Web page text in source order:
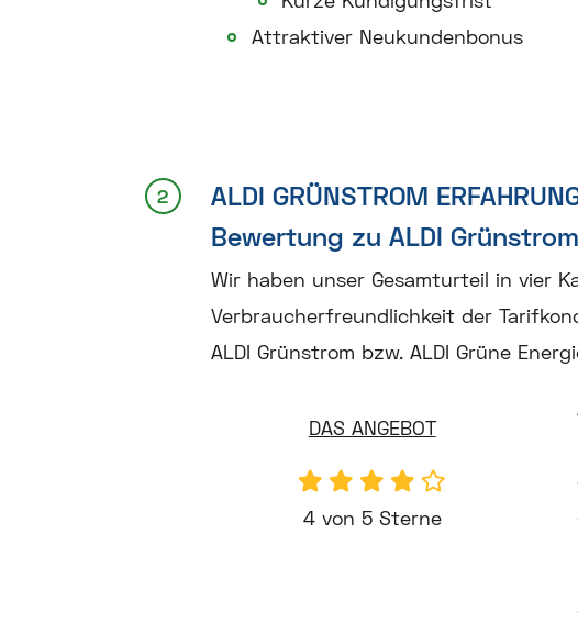
Attraktiver Neukundenbonus
ALDI GRÜNSTROM
Bewertung zu ALDI Grünstrom
Wir haben unser Gesamturteil in vier
Verbraucherfreundlichkeit der
ALDI Grünstrom bzw. ALDI Grüne
DAS ANGEBOT
4 von 5 Sterne